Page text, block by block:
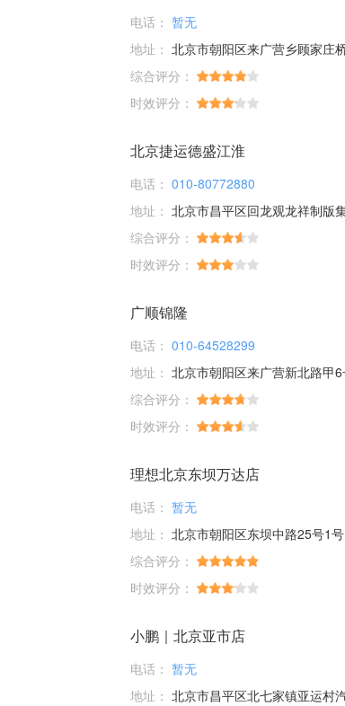
电话： 暂无
地址： 北京市朝阳区来广营乡顾家庄桥北
综合评分：
时效评分：
北京捷运德盛江淮
电话： 010-80772880
地址： 北京市昌平区回龙观龙祥制版
综合评分：
时效评分：
广顺锦隆
电话： 010-64528299
地址： 北京市朝阳区来广营新北路甲
综合评分：
时效评分：
理想北京东坝万达店
电话： 暂无
地址： 北京市朝阳区东坝中路25号1
综合评分：
时效评分：
小鹏｜北京亚市店
电话： 暂无
地址： 北京市昌平区北七家镇亚运村